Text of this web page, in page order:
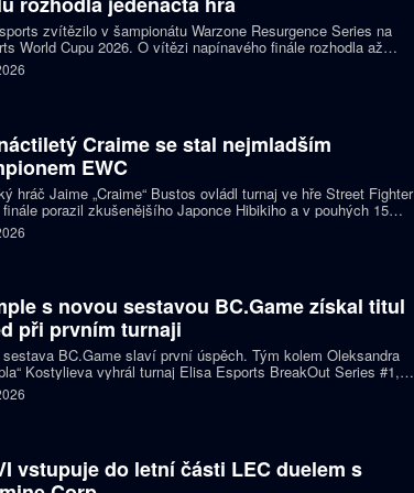
zvítězilo v šampionátu Warzone Resurgence Series na
World Cupu 2026. O vítězi napínavého finále rozhodla až
hra, do které vstupovalo s šancí na titul hned pět týmů.
Craime se stal nejmladším
EWC
hráč Jaime „Craime“ Bustos ovládl turnaj ve hře Street Fighter
porazil zkušenějšího Japonce Hibikiho a v pouhých 15
se stal nejmladším vítězem v historii Esports World Cupu.
s novou sestavou BC.Game získal titul
při prvním turnaji
sestava BC.Game slaví první úspěch. Tým kolem Oleksandra
Kostylieva vyhrál turnaj Elisa Esports BreakOut Series #1,
finále porazil ENCE 2:0. Rozhodující mapa dospěla do
v němž ukrajinská hvězda předvedla klíčovou akci.
vstupuje do letní části LEC duelem s